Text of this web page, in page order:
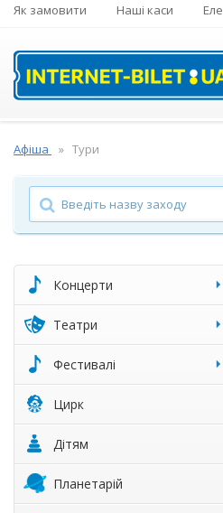
Як замовити Наші каси
Афіша Тури
Концерти
Театри
Фестивалі
Цирк
Дітям
Планетарій